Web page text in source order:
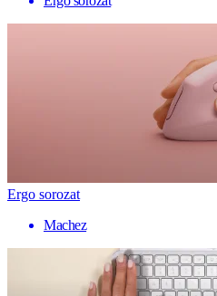
Ergo sorozat
Machez